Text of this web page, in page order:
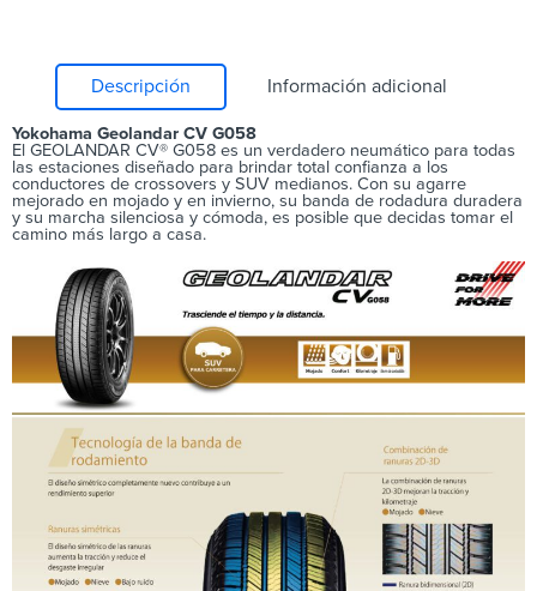
Descripción Información adicional
Yokohama Geolandar CV G058
El GEOLANDAR CV® G058 es un verdadero neumático para todas
las estaciones diseñado para brindar total confianza a los
conductores de crossovers y SUV medianos. Con su agarre
mejorado en mojado y en invierno, su banda de rodadura duradera
y su marcha silenciosa y cómoda, es posible que decidas tomar el
camino más largo a casa.